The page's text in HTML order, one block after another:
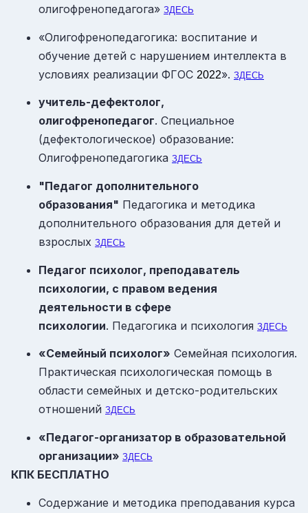
олигофренопедагога» ЗДЕСЬ
«Олигофренопедагогика: воспитание и
обучение детей с нарушением интеллекта в
условиях реализации ФГОС 2022». ЗДЕСЬ
учитель-дефектолог,
олигофренопедагог. Специальное
(дефектологическое) образование:
Олигофренопедагогика ЗДЕСЬ
"Педагог дополнительного
образования" Педагогика и методика
дополнительного образования для детей и
взрослых ЗДЕСЬ
Педагог психолог, преподаватель
психологии, с правом ведения
деятельности в сфере
психологии. Педагогика и психология ЗДЕСЬ
«Семейный психолог» Семейная психология.
Практическая психологическая помощь в
области семейных и детско-родительских
отношений ЗДЕСЬ
«Педагог-организатор в образовательной
организации» ЗДЕСЬ
КПК БЕСПЛАТНО
Содержание и методика преподавания курса